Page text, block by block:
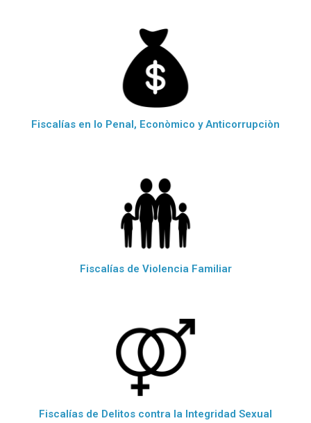
Fiscalías en lo Penal, Econòmico y Anticorrupciòn
Fiscalías de Violencia Familiar
Fiscalías de Delitos contra la Integridad Sexual